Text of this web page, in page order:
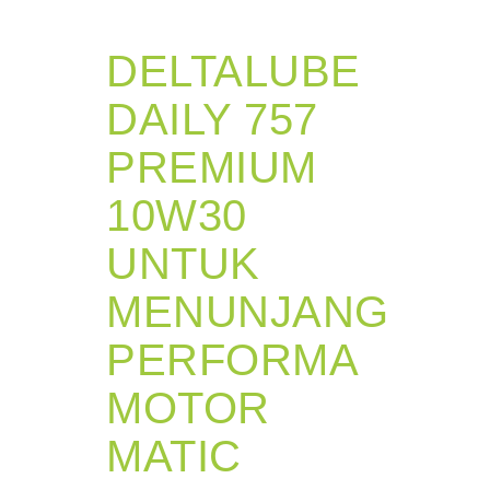
DELTALUBE
DAILY 757
PREMIUM
10W30
UNTUK
MENUNJANG
PERFORMA
MOTOR
MATIC